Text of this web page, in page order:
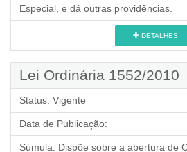
Especial, e dá outras providências.
DETALHES
Lei Ordinária 1552/2010
Status: Vigente
Data de Publicação:
Súmula: Dispõe sobre a abertura de